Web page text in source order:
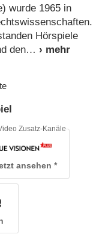
wurde 1965 in
Hörspiele
den
ansehen
Zusatz-Kanäle